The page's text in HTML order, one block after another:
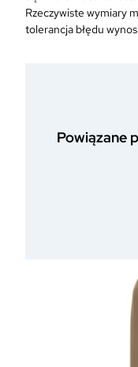
Rzeczywiste wymiary
tolerancja błędu
Powiązane